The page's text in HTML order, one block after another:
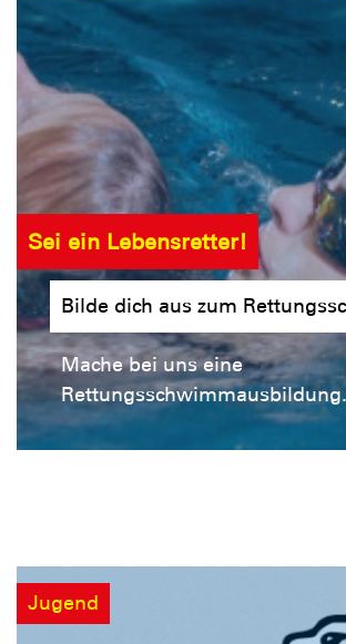
Sei ein Lebensretter!
Bilde dich aus zum
Mache bei uns eine
Rettungsschwimmausbildung.
Jugend